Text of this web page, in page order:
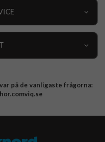
på de vanligaste frågorna: